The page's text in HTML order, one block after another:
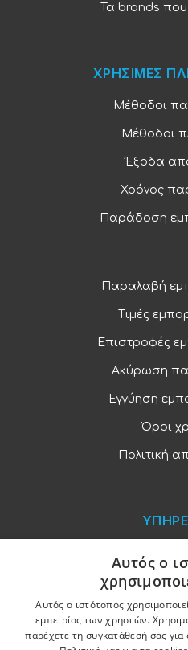
Τα brands που
ΧΡΗΣΙΜΕΣ
Μέθοδοι
Μέθοδοι
Έξοδα
Χρόνος
Παράδοση
Παραλαβή
Τιμές
Επιστροφές
Ακύρωση
Εγγύηση
Όροι
Πολιτική
Παραγγελίες
Αυτός ο
Αυτός ο ιστότοπος
εμπειρίας των χρηστών.
παρέχετε τη συγκατάθεσή σας